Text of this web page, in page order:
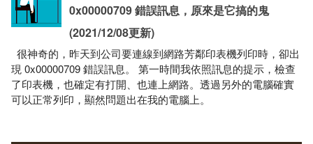
0x00000709 錯誤訊息，原來是它搞的鬼
(2021/12/08更新)
很神奇的，昨天到公司要連線到網路芳鄰印表機列印時，卻出
現 0x00000709 錯誤訊息。 第一時間我依照訊息的提示，檢查
了印表機，也確定有打開、也連上網路。透過另外的電腦確實
可以正常列印，顯然問題出在我的電腦上。